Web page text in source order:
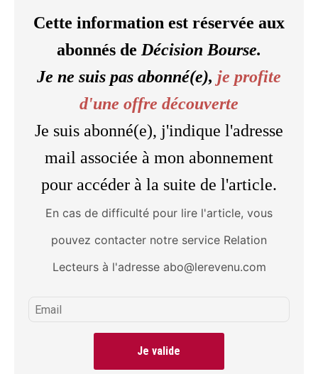
Cette information est réservée aux
abonnés de Décision Bourse.
Je ne suis pas abonné(e), je profite
d'une offre découverte
Je suis abonné(e), j'indique l'adresse
mail associée à mon abonnement
pour accéder à la suite de l'article.
En cas de difficulté pour lire l'article, vous
pouvez contacter notre service Relation
Lecteurs à l'adresse abo@lerevenu.com
Je valide